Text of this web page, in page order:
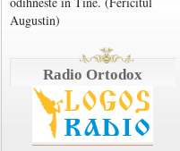
Augustin)
Radio Ortodox